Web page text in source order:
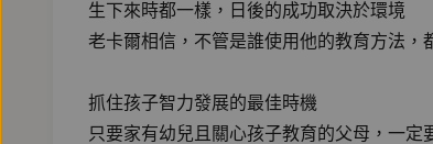
生下來時都一樣，日後的成功取決於環境
老卡爾相信，不管是誰使用他的教育方法
抓住孩子智力發展的最佳時機
只要家有幼兒且關心孩子教育的父母，一